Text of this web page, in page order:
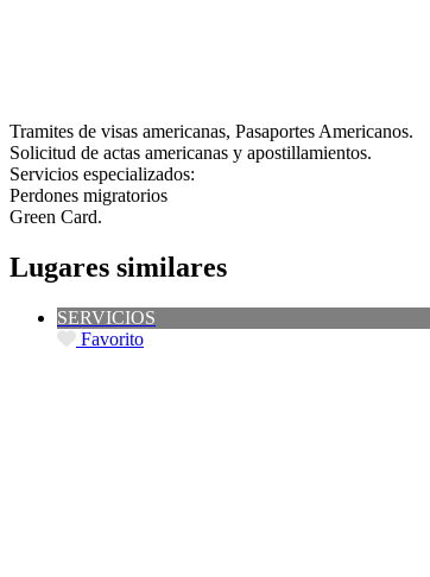
Tramites de visas americanas, Pasaportes Americanos.
Solicitud de actas americanas y apostillamientos.
Servicios especializados:
Perdones migratorios
Green Card.
Lugares similares
SERVICIOS
Favorito